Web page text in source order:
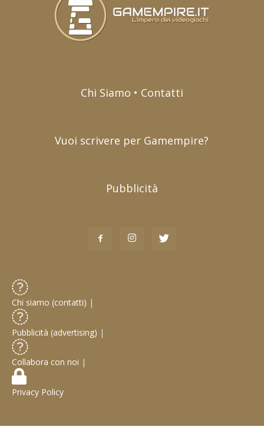
Chi Siamo • Contatti
Vuoi scrivere per Gamempire?
Pubblicità
Chi siamo (contatti) |
Pubblicità (advertising) |
Collabora con noi |
Privacy Policy